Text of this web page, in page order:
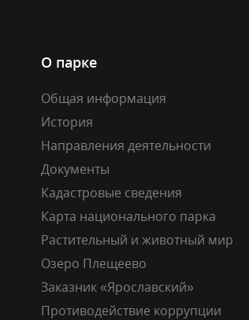
О парке
Общая информация
История
Направления деятельности
Документы
Кадастровые сведения
Карта национального парка
Растительный и животный мир
Озеро Плещеево
Заказник «Ярославский»
Противодействие коррупции